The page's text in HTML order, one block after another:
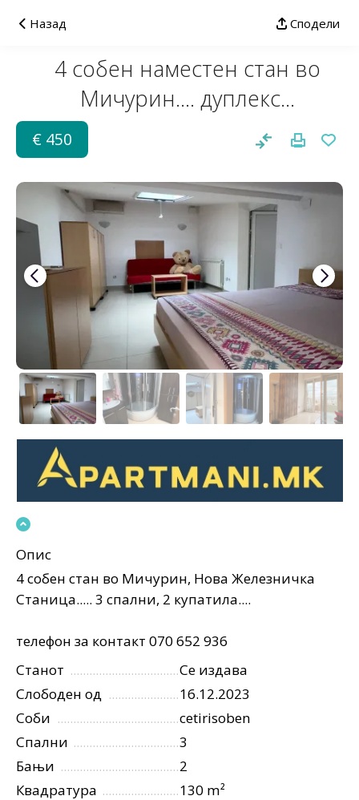
Назад Сподели
4 собен наместен стан во
Мичурин.... дуплекс...
€ 450
Опис
4 собен стан во Мичурин, Нова Железничка
Станица..... 3 спални, 2 купатила....
телефон за контакт 070 652 936
Станот
Се издава
Слободен од
16.12.2023
Соби
cetirisoben
Спални
3
Бањи
2
Квадратура
130 m²